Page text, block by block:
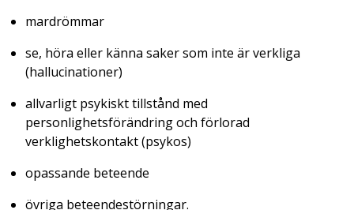
mardrömmar
se, höra eller känna saker som inte är verkliga
(hallucinationer)
allvarligt psykiskt tillstånd med
personlighetsförändring och förlorad
verklighetskontakt (psykos)
opassande beteende
övriga beteendestörningar.